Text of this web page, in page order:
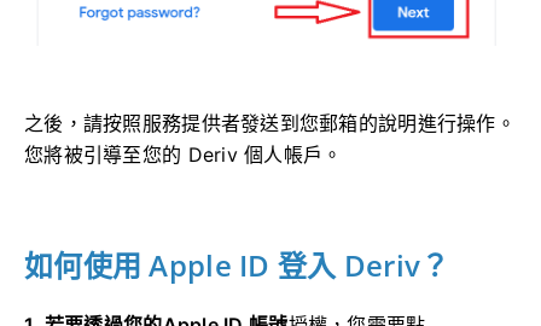
之後，請按照服務提供者發送到您郵箱的說明進行操作。
您將被引導至您的 Deriv 個人帳戶。
如何使用 Apple ID 登入 Deriv？